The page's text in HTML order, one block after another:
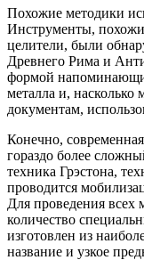
Похожие методики
Инструменты,
целители, были
Древнего Рима и
формой
металла и,
документам,
Конечно,
гораздо более
техника Грэстона,
проводится
Для проведения всех
количество
изготовлен из
название и узкое